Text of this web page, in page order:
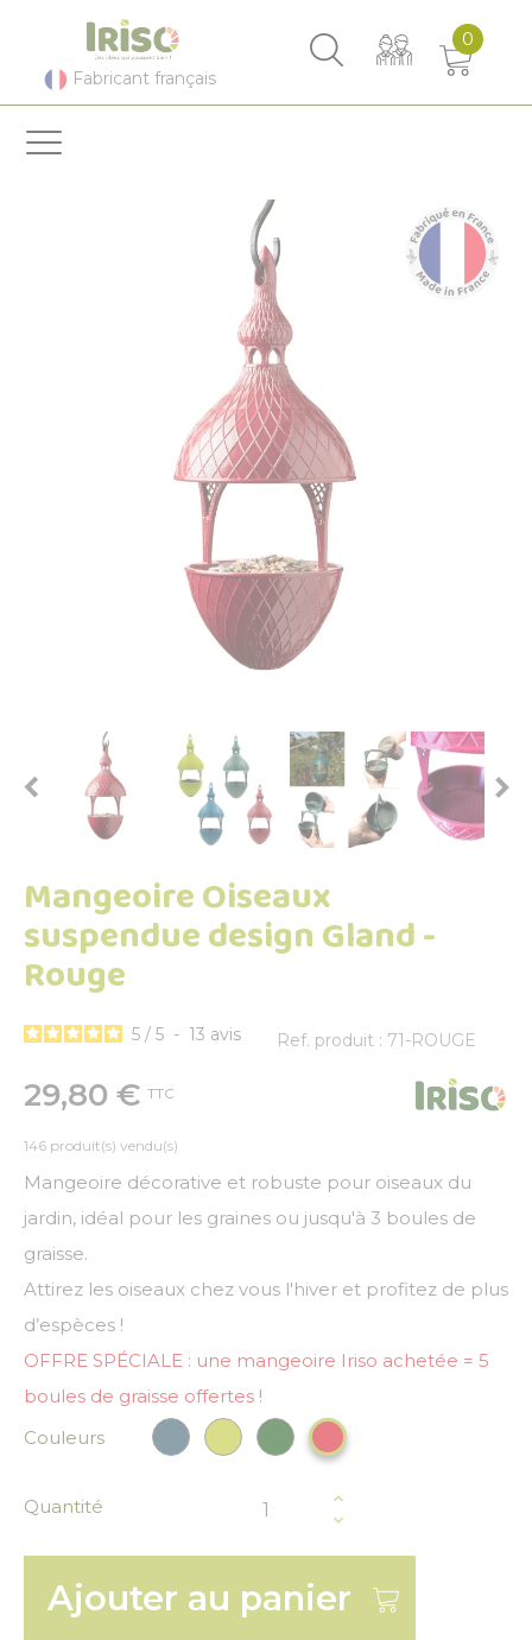
Fabricant français
0
 
Mangeoire Oiseaux
suspendue design Gland -
Rouge
5 / 5 - 13 avis Ref. produit : 71-ROUGE
29,80 € TTC
146 produit(s) vendu(s)
Mangeoire décorative et robuste pour oiseaux du
jardin, idéal pour les graines ou jusqu'à 3 boules de
graisse.
Attirez les oiseaux chez vous l'hiver et profitez de plus
d’espèces !
OFFRE SPÉCIALE : une mangeoire Iriso achetée = 5
boules de graisse offertes !
Couleurs
Bleu paonVert anisVert Foncé
Rouge
Quantité
Ajouter au panier
Panneau de gestion des cookies